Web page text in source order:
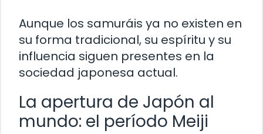
Aunque los samuráis ya no existen en
su forma tradicional, su espíritu y su
influencia siguen presentes en la
sociedad japonesa actual.
La apertura de Japón al
mundo: el período Meiji